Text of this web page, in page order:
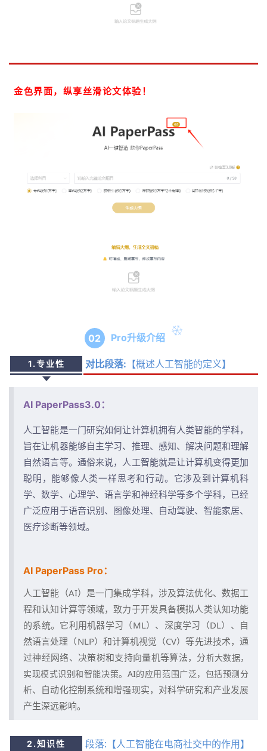
金色界面，纵享丝滑论文体验！
02 Pro升级介绍
1.专业性 对比段落: 【概述人工智能的定义】
AI PaperPass3.0：
人工智能是一门研究如何让计算机拥有人类智能的学科，
旨在让机器能够自主学习、推理、感知、解决问题和理解
自然语言等。通俗来说，人工智能就是让计算机变得更加
聪明，能够像人类一样思考和行动。它涉及到计算机科
学、数学、心理学、语言学和神经科学等多个学科，已经
广泛应用于语音识别、图像处理、自动驾驶、智能家居、
医疗诊断等领域。
AI PaperPass Pro：
人工智能（AI）是一门集成学科，涉及算法优化、数据工
程和认知计算等领域，致力于开发具备模拟人类认知功能
的系统。它利用机器学习（ML）、深度学习（DL）、自
然语言处理（NLP）和计算机视觉（CV）等先进技术，通
过神经网络、决策树和支持向量机等算法，分析大数据，
实现模式识别和智能决策。AI的应用范围广泛，包括预测分
析、自动化控制系统和增强现实，对科学研究和产业发展
产生深远影响。
2.知识性 段落:【人工智能在电商社交中的作用】